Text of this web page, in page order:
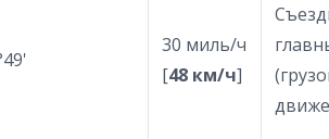
30 миль/ч
[48 км/ч]